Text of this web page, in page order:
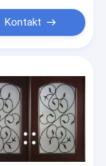
Kontakt